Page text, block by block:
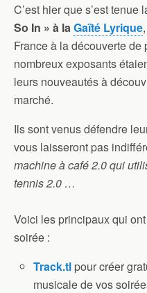
C’est hier que s’est tenue
So In » à laGaïté Lyrique
France à la découverte
nombreux exposants
leurs nouveautés à
marché.
Ils sont venus défendre
vous laisseront pas
machine à café 2.0 qui
tennis 2.0 …
Voici les principaux qui
soirée :
Track.tl pour créer
musicale de vos